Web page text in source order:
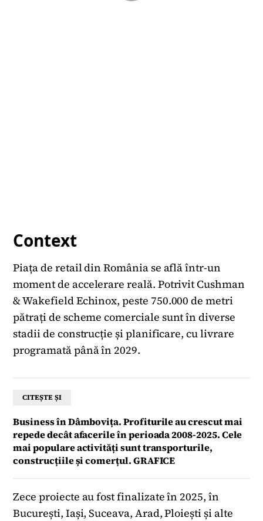
Context
Piața de retail din România se află într-un
moment de accelerare reală. Potrivit Cushman
& Wakefield Echinox, peste 750.000 de metri
pătrați de scheme comerciale sunt în diverse
stadii de construcție și planificare, cu livrare
programată până în 2029.
CITEȘTE ȘI
Business în Dâmbovița. Profiturile au crescut mai
repede decât afacerile în perioada 2008-2025. Cele
mai populare activități sunt transporturile,
construcțiile și comerțul. GRAFICE
Zece proiecte au fost finalizate în 2025, în
București, Iași, Suceava, Arad, Ploiești și alte